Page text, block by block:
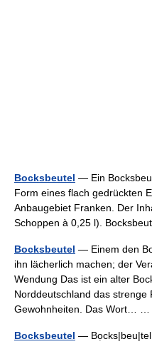
Bocksbeutel — Ein
Form eines flach gedrückten
Anbaugebiet Franken. Der
Schoppen à 0,25 l).
Bocksbeutel — Einem den
ihn lächerlich machen; der
Wendung Das ist ein alter
Norddeutschland das strenge
Gewohnheiten. Das Wort… …
Bocksbeutel — Bọcks|beu|tel